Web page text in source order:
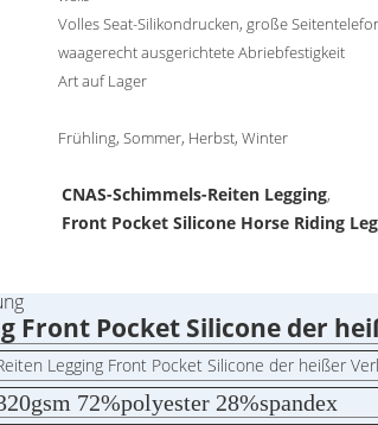
Volles Seat-Silikondrucken, große
waagerecht ausgerichtete Abriebfestigkeit
Art auf Lager
Frühling, Sommer, Herbst, Winter
CNAS-Schimmels-Reiten Legging,
Front Pocket Silicone Horse Riding
Front Pocket Silicone der
Legging Front Pocket Silicone der heißer
72%polyester 28%spandex